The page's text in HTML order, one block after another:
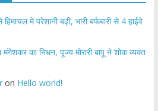
मे परेशानी बढ़ी, भारी बर्फबारी से 4 हाईवे
मंगेशकर का निधन, पूज्य मोरारी बापू ने शोक व्यक्त
on Hello world!